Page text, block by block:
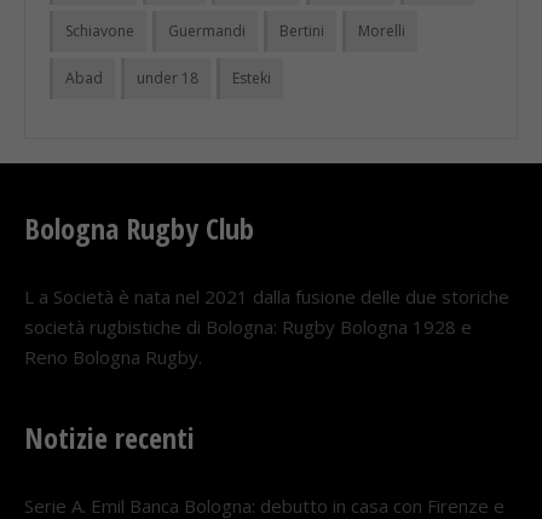
Schiavone Guermandi Bertini Morelli
Abad under 18 Esteki
Bologna Rugby Club
L a Società è nata nel 2021 dalla fusione delle due storiche
società rugbistiche di Bologna: Rugby Bologna 1928 e
Reno Bologna Rugby.
Notizie recenti
Serie A. Emil Banca Bologna: debutto in casa con Firenze e